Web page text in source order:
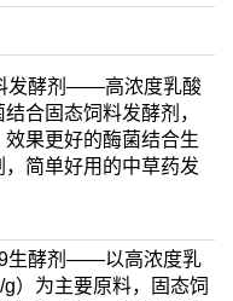
发酵剂——高浓度乳酸
合固态饲料发酵剂，
效果更好的酶菌结合生
，简单好用的中草药发
生酵剂——以高浓度乳
）为主要原料，固态饲